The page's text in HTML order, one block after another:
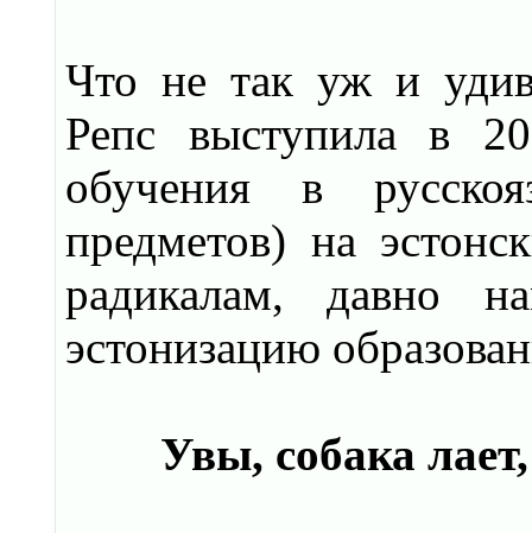
Что не так уж и
Репс выступила в
обучения в
предметов) на
радикалам, давно
эстонизацию
Увы, собака